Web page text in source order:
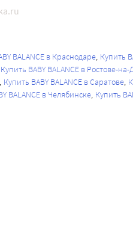
BALANCE в Краснодаре Купить
Купить BABY BALANCE в Ростове-
Купить BABY BALANCE в Саратове
BALANCE в Челябинске Купить